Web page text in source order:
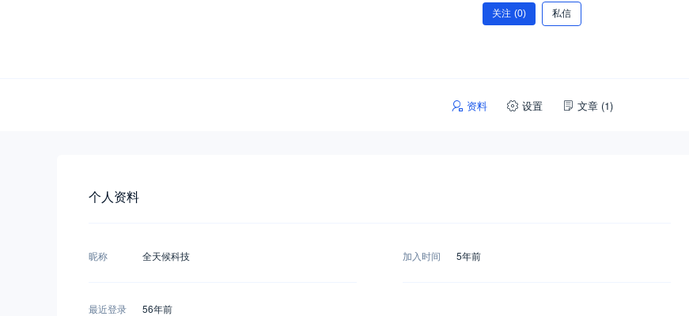
关注 (0) 私信
资料 设置 文章 (1)
个人资料
昵称 全天候科技 加入时间 5年前
最近登录 56年前